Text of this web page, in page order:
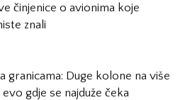
činjenice o avionima koje
znali
granicama: Duge kolone na više
evo gdje se najduže čeka